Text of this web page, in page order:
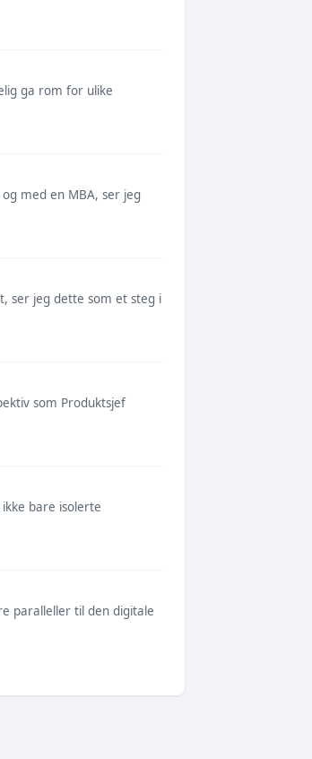
ga rom for ulike
med en MBA, ser jeg
ser jeg dette som et steg i
som Produktsjef
bare isolerte
paralleller til den digitale